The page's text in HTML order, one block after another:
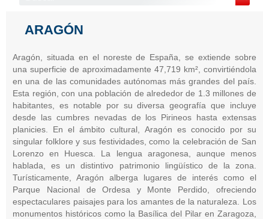
ARAGÓN
Aragón, situada en el noreste de España, se extiende sobre
una superficie de aproximadamente 47,719 km², convirtiéndola
en una de las comunidades autónomas más grandes del país.
Esta región, con una población de alrededor de 1.3 millones de
habitantes, es notable por su diversa geografía que incluye
desde las cumbres nevadas de los Pirineos hasta extensas
planicies. En el ámbito cultural, Aragón es conocido por su
singular folklore y sus festividades, como la celebración de San
Lorenzo en Huesca. La lengua aragonesa, aunque menos
hablada, es un distintivo patrimonio lingüístico de la zona.
Turísticamente, Aragón alberga lugares de interés como el
Parque Nacional de Ordesa y Monte Perdido, ofreciendo
espectaculares paisajes para los amantes de la naturaleza. Los
monumentos históricos como la Basílica del Pilar en Zaragoza,